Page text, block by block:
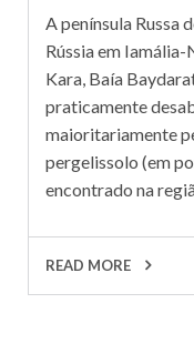
A península Russa
Rússia em
Kara, Baía
praticamente
maioritariamente
pergelissolo (em
encontrado na
READ MORE